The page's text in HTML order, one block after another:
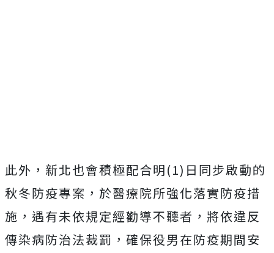
此外，新北也會積極配合明(1)日同步啟動的
秋冬防疫專案，於醫療院所強化落實防疫措
施，遇有未依規定經勸導不聽者，將依違反
傳染病防治法裁罰，確保役男在防疫期間安